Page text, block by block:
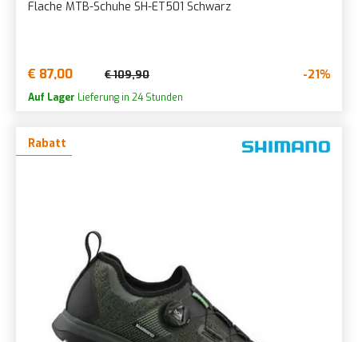
Flache MTB-Schuhe SH-ET501 Schwarz
€ 87,00 € 109,90 -21%
Auf Lager Lieferung in 24 Stunden
Rabatt